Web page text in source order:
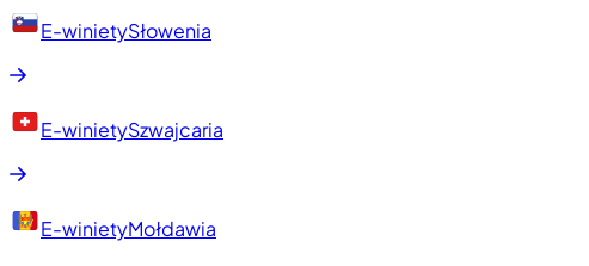
E-winietySłowenia
E-winietySzwajcaria
E-winietyMołdawia